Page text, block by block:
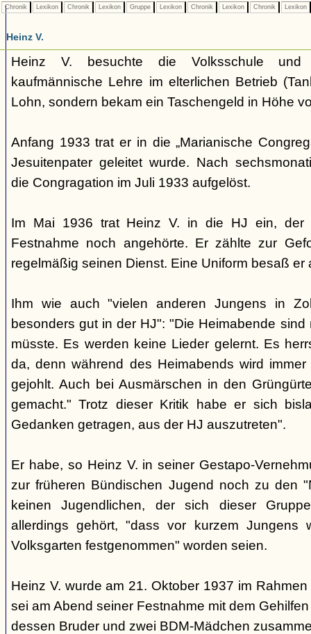
Chronik Lexikon Chronik Lexikon Gruppe Lexikon Chronik Lexikon Chronik Lexikon
Heinz V.
Heinz V. besuchte die Volksschule
kaufmännische Lehre im elterlichen Betrieb
Lohn, sondern bekam ein Taschengeld in Höhe
Anfang 1933 trat er in die „Marianische
Jesuitenpater geleitet wurde. Nach
die Congragation im Juli 1933 aufgelöst.
Im Mai 1936 trat Heinz V. in die HJ ein, der
Festnahme noch angehörte. Er zählte zur
regelmäßig seinen Dienst. Eine Uniform besaß er
Ihm wie auch "vielen anderen Jungens in
besonders gut in der HJ": "Die Heimabende
müsste. Es werden keine Lieder gelernt. Es
da, denn während des Heimabends wird
gejohlt. Auch bei Ausmärschen in den
gemacht." Trotz dieser Kritik habe er sich
Gedanken getragen, aus der HJ auszutreten".
Er habe, so Heinz V. in seiner Gestapo-
zur früheren Bündischen Jugend noch zu den
keinen Jugendlichen, der sich dieser
allerdings gehört, "dass vor kurzem Jungens
Volksgarten festgenommen" worden seien.
Heinz V. wurde am 21. Oktober 1937 im
sei am Abend seiner Festnahme mit dem
dessen Bruder und zwei BDM-Mädchen